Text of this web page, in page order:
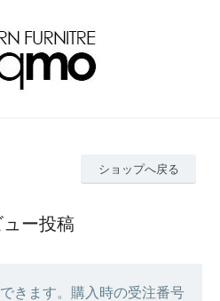
ショップへ戻る
ュー投稿
きます。購入時の受注番号